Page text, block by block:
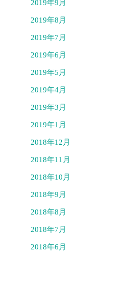
2019年9月
2019年8月
2019年7月
2019年6月
2019年5月
2019年4月
2019年3月
2019年1月
2018年12月
2018年11月
2018年10月
2018年9月
2018年8月
2018年7月
2018年6月